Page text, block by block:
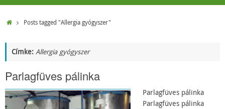
Posts tagged "Allergia gyógyszer"
Címke: Allergia gyógyszer
Parlagfüves pálinka
Parlagfüves pálinka
Parlagfüves pálinka